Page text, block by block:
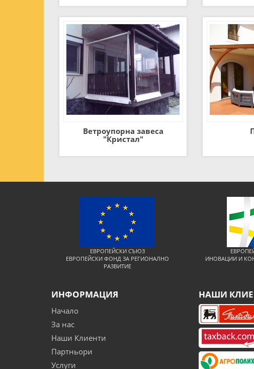
Ветроупорна завеса
"Кристал"
ЕВРОПЕЙСКИ СЪЮЗ
ЕВРОПЕЙСКИ ФОНД ЗА РЕГИОНАЛНО
РАЗВИТИЕ
ИНОВАЦИИ И
ИНФОРМАЦИЯ
Начало
За нас
Наши Клиенти
Партньори
Услуги
НАШИ